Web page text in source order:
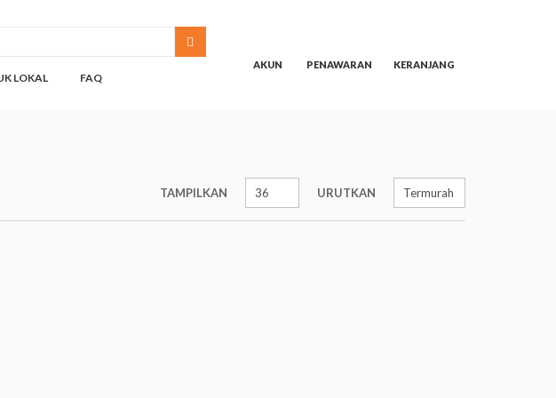
AKUN PENAWARAN KERANJANG
LOKAL FAQ
TAMPILKAN URUTKAN